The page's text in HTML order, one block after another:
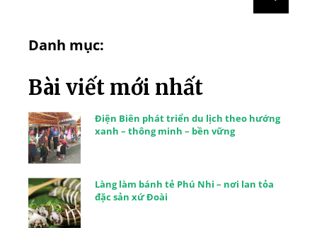
Danh mục:
Bài viết mới nhất
Điện Biên phát triển du lịch theo hướng
xanh – thông minh – bền vững
Làng làm bánh tẻ Phú Nhi – nơi lan tỏa
đặc sản xứ Đoài